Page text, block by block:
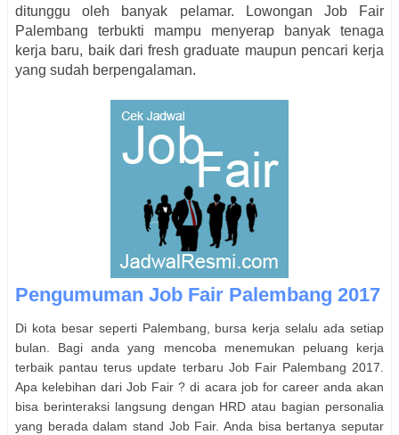
ditunggu oleh banyak pelamar. Lowongan Job Fair
Palembang terbukti mampu menyerap banyak tenaga
kerja baru, baik dari fresh graduate maupun pencari kerja
yang sudah berpengalaman.
Pengumuman Job Fair Palembang 2017
Di kota besar seperti Palembang, bursa kerja selalu ada setiap
bulan. Bagi anda yang mencoba menemukan peluang kerja
terbaik pantau terus update terbaru Job Fair Palembang 2017.
Apa kelebihan dari Job Fair ? di acara job for career anda akan
bisa berinteraksi langsung dengan HRD atau bagian personalia
yang berada dalam stand Job Fair. Anda bisa bertanya seputar